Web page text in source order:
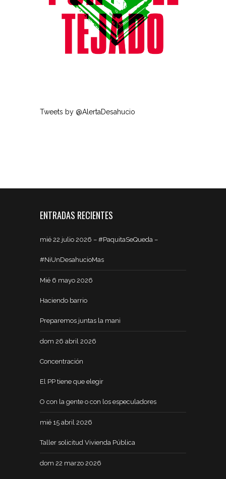
Tweets by @AlertaDesahucio
ENTRADAS RECIENTES
mié 22 julio 2026 – #PaquitaSeQueda –
#NiUnDesahucioMas
Mié 6 mayo 2026
Haciendo barrio
Preparemos juntas la mani
dom 26 abril 2026
Concentración
El PP tiene que elegir
O con la gente o con los especuladores
mié 15 abril 2026
Taller solicitud Vivienda Pública
dom 22 marzo 2026